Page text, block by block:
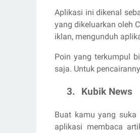
Aplikasi ini dikenal
yang dikeluarkan oleh
iklan, mengunduh
Poin yang terkumpul
saja. Untuk
3. Kubik News
Buat kamu yang suka
aplikasi membaca